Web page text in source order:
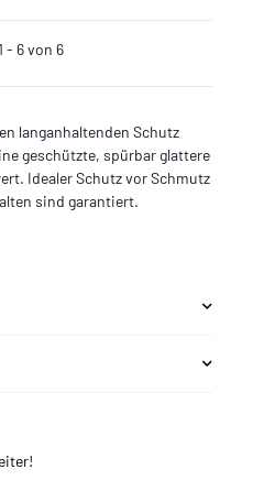
- 6 von 6
langanhaltenden Schutz
geschützte, spürbar glattere
Idealer Schutz vor Schmutz
sind garantiert.